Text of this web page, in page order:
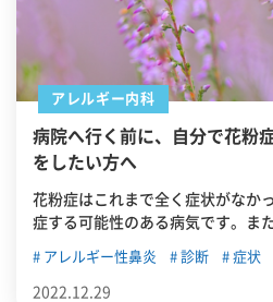
アレルギー内科
病院へ行く前に、自分で花粉
をしたい方へ
花粉症はこれまで全く症状がなか
症する可能性のある病気です。ま
ゃみや鼻水が花粉症によるものか
す。この記事では、花粉症の概要
アレルギー性鼻炎 診断 症状
2022.12.29